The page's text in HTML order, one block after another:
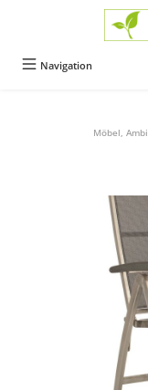
Navigation
Möbel,
Bildergalerie